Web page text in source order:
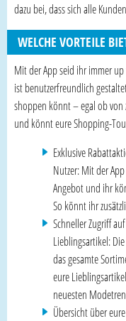
dazu bei, dass sich alle
WELCHE VORTEILE
Mit der App seid ihr immer
ist benutzerfreundlich
shoppen könnt – egal ob von
und könnt eure Shopping-
Exklusive
Nutzer: Mit der
Angebot und ihr
So könnt ihr
Schneller Zugriff
Lieblingsartikel:
das gesamte
eure
neuesten
Übersicht über